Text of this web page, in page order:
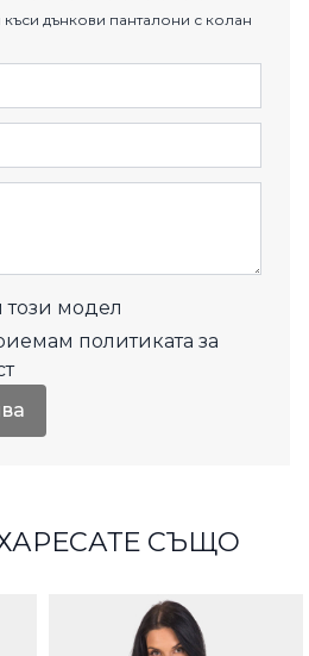
дънкови панталони с колан
модел
политиката за
СЪЩО